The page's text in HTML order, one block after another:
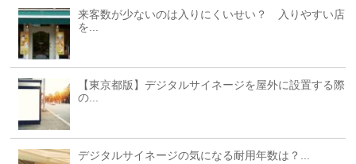
来客数が少ないのは入りにくいせい？ 入りやすい店
を...
【東京都版】デジタルサイネージを屋外に設置する際
の...
デジタルサイネージの気になる耐用年数は？...